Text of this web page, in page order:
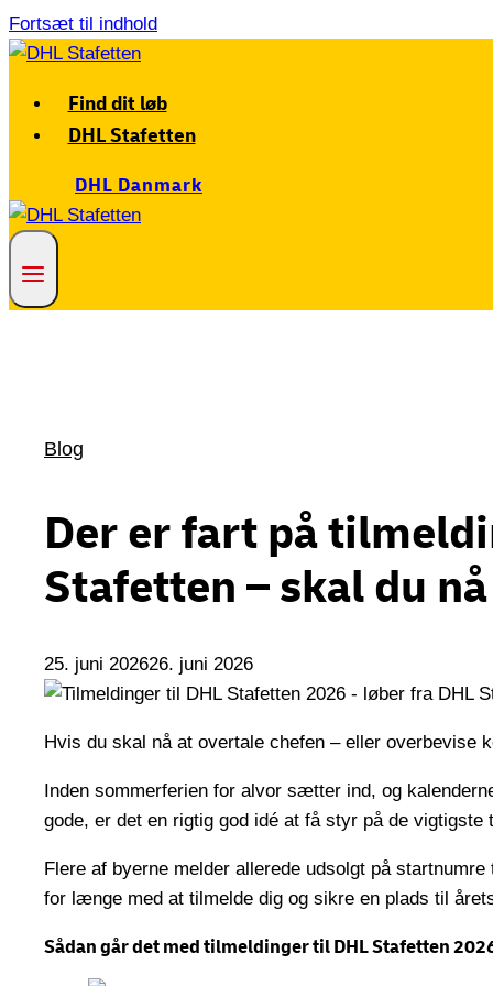
Fortsæt til indhold
Find dit løb
DHL Stafetten
DHL Danmark
Blog
Der er fart på
Stafetten – skal du
25. juni 202626. juni 2026
Hvis du skal nå at overtale chefen – eller overbevise
Inden sommerferien for alvor sætter ind, og
gode, er det en rigtig god idé at få styr på de
Flere af byerne melder allerede udsolgt på
for længe med at tilmelde dig og sikre en plads til
Sådangår det med tilmeldinger til DHL Stafetten